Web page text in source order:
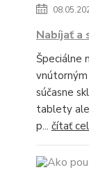
Nabíjať a
Špeciálne
súčasne
tablety
p... čítať